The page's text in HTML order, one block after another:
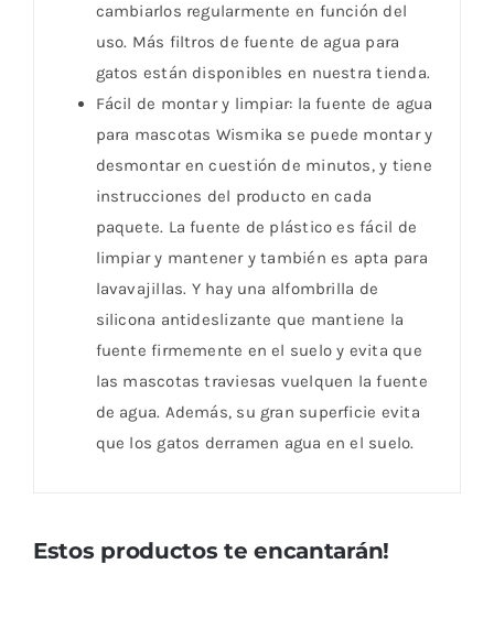
cambiarlos regularmente en función del
uso. Más filtros de fuente de agua para
gatos están disponibles en nuestra tienda.
Fácil de montar y limpiar: la fuente de agua
para mascotas Wismika se puede montar y
desmontar en cuestión de minutos, y tiene
instrucciones del producto en cada
paquete. La fuente de plástico es fácil de
limpiar y mantener y también es apta para
lavavajillas. Y hay una alfombrilla de
silicona antideslizante que mantiene la
fuente firmemente en el suelo y evita que
las mascotas traviesas vuelquen la fuente
de agua. Además, su gran superficie evita
que los gatos derramen agua en el suelo.
Estos productos te encantarán!